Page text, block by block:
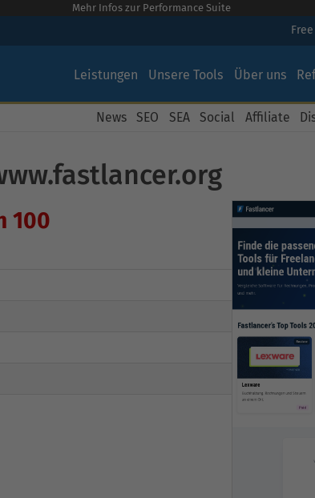
Mehr Infos zur Performance Suite
Leistungen Unsere Tools Über uns
News SEO SEA Social Affiliate
100